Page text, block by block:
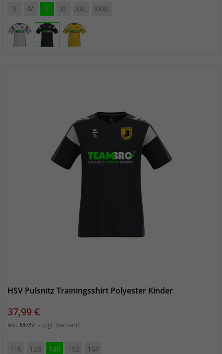
S M L XL XXL XXXL
HSV Pulsnitz Trainingsshirt Polyester Kinder
Preis
37,99 €
inkl. MwSt. zzgl. Versand
116 128 140 152 164